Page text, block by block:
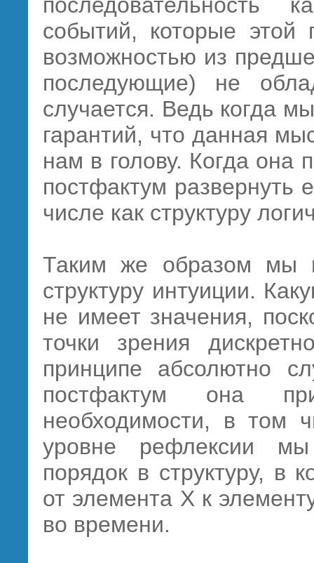
событий, которые этой
возможностью из
последующие) не
случается. Ведь когда
гарантий, что данная
нам в голову. Когда
постфактум развернуть
числе как структуру
Таким же образом мы
структуру интуиции.
не имеет значения,
точки зрения
принципе абсолютно
постфактум она
необходимости, в том
уровне рефлексии
порядок в структуру, в
от элемента Х к
во времени.